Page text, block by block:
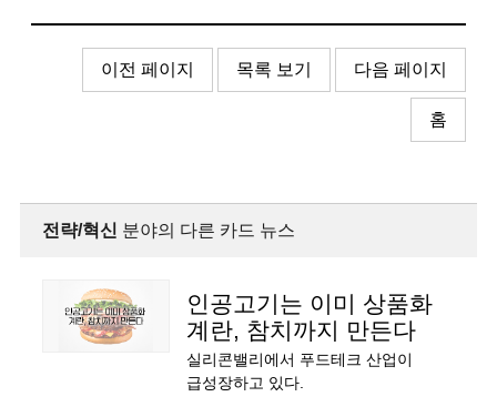
이전 페이지 목록 보기 다음 페이지
홈
전략/혁신 분야의 다른 카드 뉴스
인공고기는 이미 상품화
계란, 참치까지 만든다
실리콘밸리에서 푸드테크 산업이
급성장하고 있다.